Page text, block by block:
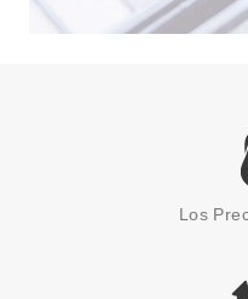
TABAC
Los